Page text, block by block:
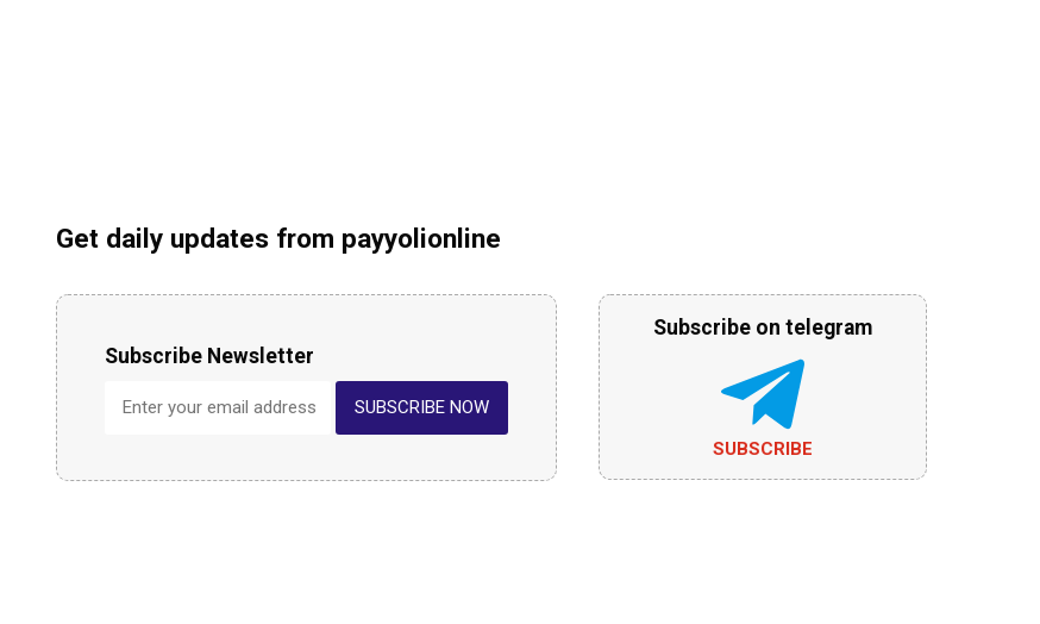
Get daily updates from payyolionline
Subscribe Newsletter
SUBSCRIBE NOW
Subscribe on telegram
SUBSCRIBE